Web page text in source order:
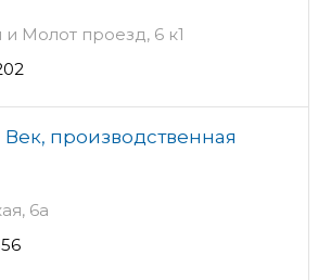
Молот проезд, 6 к1
производственная
6а